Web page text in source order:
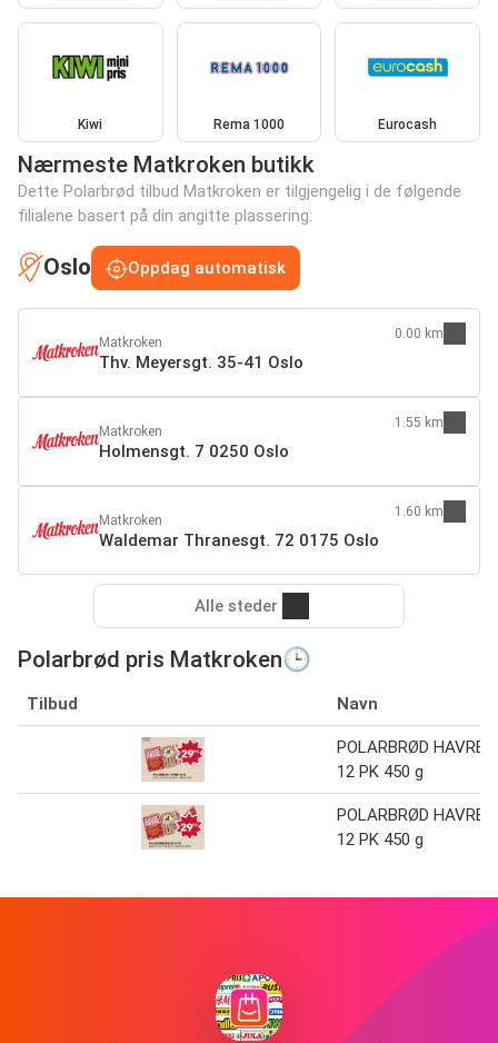
Kiwi Rema 1000 Eurocash
Nærmeste Matkroken butikk
Dette Polarbrød tilbud Matkroken er tilgjengelig i de følgende
filialene basert på din angitte plassering:
Oslo Oppdag automatisk
Matkroken
Thv. Meyersgt. 35-41 Oslo
0.00 km
Matkroken
Holmensgt. 7 0250 Oslo
1.55 km
Matkroken
Waldemar Thranesgt. 72 0175 Oslo
1.60 km
Alle steder
Polarbrød pris Matkroken🕒
Tilbud Navn
POLARBRØD HAVRE
12 PK 450 g
POLARBRØD HAVRE
12 PK 450 g